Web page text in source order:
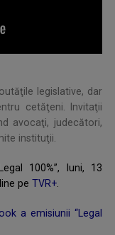
legislative, dar
cetăţeni. Invitaţii
avocaţi, judecători,
instituţii.
100%”, luni, 13
pe TVR+
a emisiunii “Legal